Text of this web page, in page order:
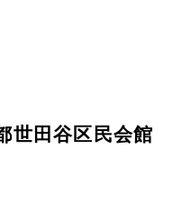
田谷区民会館